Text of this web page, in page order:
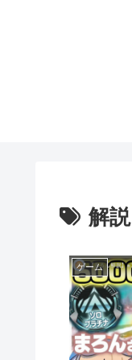
解説
ゲーム